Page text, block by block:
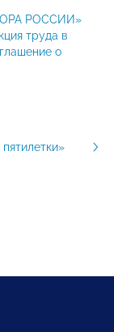
РОССИИ»
труда в
о